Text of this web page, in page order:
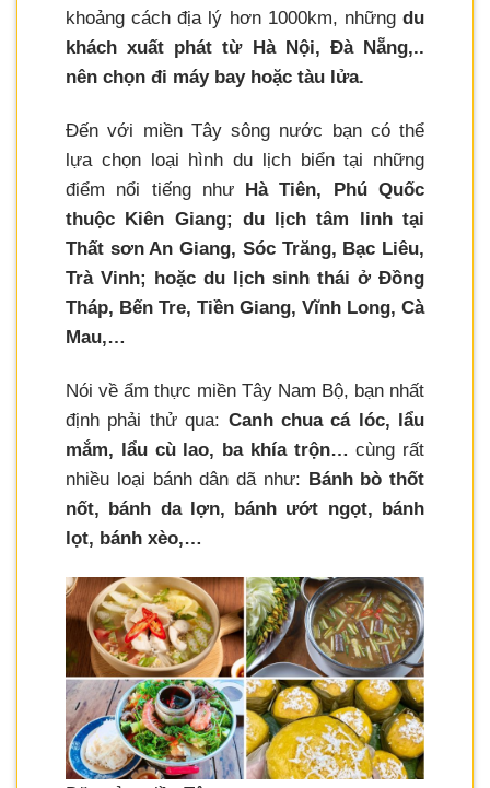
khoảng cách địa lý hơn 1000km, nhữngdu
khách xuất phát từ Hà Nội, Đà Nẵng,..
nên chọn đi máy bay hoặc tàu lửa.
Đến với miền Tây sông nước bạn có thể
lựa chọn loại hình du lịch biển tại những
điểm nổi tiếng như Hà Tiên, Phú Quốc
thuộc Kiên Giang; du lịch tâm linh tại
Thất sơn An Giang, Sóc Trăng, Bạc Liêu,
Trà Vinh; hoặc du lịch sinh thái ở Đồng
Tháp, Bến Tre, Tiền Giang, Vĩnh Long, Cà
Mau,…
Nói về ẩm thực miền Tây Nam Bộ, bạn nhất
định phải thử qua: Canh chua cá lóc, lẩu
mắm, lẩu cù lao, ba khía trộn… cùng rất
nhiều loại bánh dân dã như: Bánh bò thốt
nốt, bánh da lợn, bánh ướt ngọt, bánh
lọt, bánh xèo,…